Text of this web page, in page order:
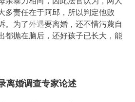
多责任在于阿邱，所以判定他败
。为了外遇要离婚，还不惜污蔑自
都抛在脑后，还好孩子已长大，能
离婚调查专家论述